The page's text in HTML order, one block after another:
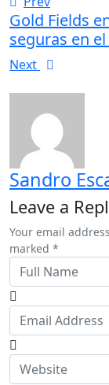
Gold Fields
seguras en
Next
Sandro
Leave a
Your email
marked *